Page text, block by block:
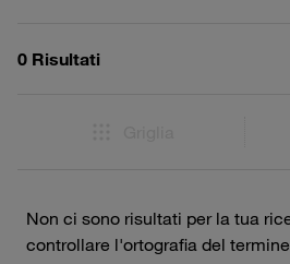
0 Risultati
Non ci sono risultati per la tua
controllare l'ortografia del